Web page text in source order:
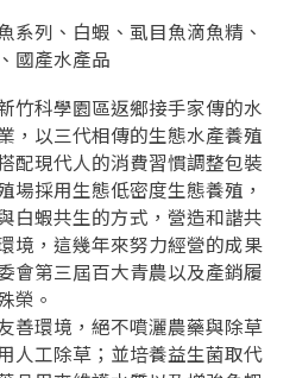
系列、白蝦、虱目魚滴魚精、
國產水產品
竹科學園區返鄉接手家傳的水
，以三代相傳的生態水產養殖
配現代人的消費習慣調整包裝
場採用生態低密度生態養殖，
白蝦共生的方式，營造和諧共
境，這幾年來努力經營的成果
會第三屆百大青農以及產銷履
榮。
善環境，絕不噴灑農藥與除草
人工除草；並培養益生菌取代